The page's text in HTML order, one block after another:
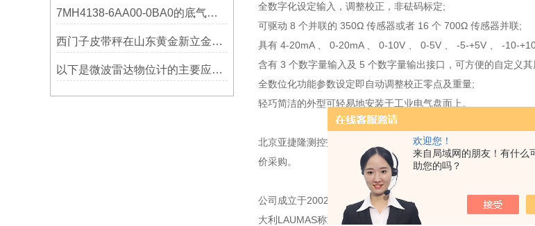
欢迎您！
来自局域网的朋友！有什么
助您的吗？
7MH4138-6AA00-0BA0的底气：这些核心功能，让精准称重不再是难题
西门子皮带秤在山东黄金新立金矿的成功应用
以下是微波雷达物位计的主要应用领域及具体场景分析
全数字化设定输入，调整校正，非砝码标定;
可驱动 8 个并联的 350Ω 传感器或者 16 个 700Ω 传感器并联;
具有 4-20mA 、 0-20mA 、 0-10V 、 0-5V 、 -5-+5V 、 -10-
含有 3 个数字量输入及 5 个数字量输出接口，可方便的自定义其
全数位化功能参数设定即自动调整校正零点及重量;
轻巧简洁的外型可轻易地安装于工业电气盘面上。
北京亚捷隆测控技术有限公司授权中国总代理LAUMAS W100
价采购。
公司成立于2002年，主要代理产品为西门子称重模块、皮带秤
大利LAUMAS称重传感器及称重变送器等产品。